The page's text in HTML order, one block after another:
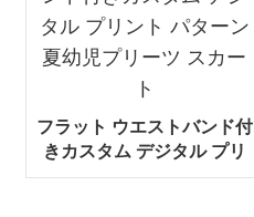
フラット ウエストバンド付
きカスタム デジタル プリ
ント パターン夏幼児プリー